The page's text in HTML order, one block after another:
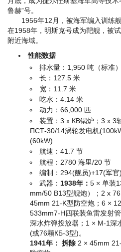
鲁赫”号。
1956年12月，被海军编入训练舰
在1958年，明斯克号成为靶舰，被
附近海域。
性能数据
排水量：1,950 吨（标准
长：127.5 米
宽：11.7 米
吃水：4.14 米
动力：66,000 匹
装置：3 x КВ锅炉；3 x 3
ПСТ-30/14涡轮发电机
(60kW)
航速：41.7 节
航程：2780 海里/20 节
编制：294(舰员)+17(军官
武器： 1938年： 5 × 单装
mm/50 B13型舰炮）；2 x
45mm 21-K型防空炮；6 ×
533mm7-Н四联装鱼雷发射
深水炸弹投放器；1 × М-1深
(或76颗КБ-3型)。
1941年： 拆除2 × 45mm 21-